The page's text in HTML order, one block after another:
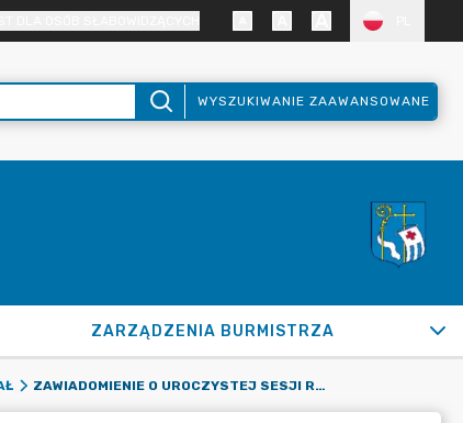
WYSZUKIWANIE ZAAWANSOWANE
ZARZĄDZENIA BURMISTRZA
ZAWIADOMIENIE O UROCZYSTEJ SESJI RADY MIEJSKIEJ W PUŁTUSKU W DNIU 20 WRZEŚNIA 2025 R.